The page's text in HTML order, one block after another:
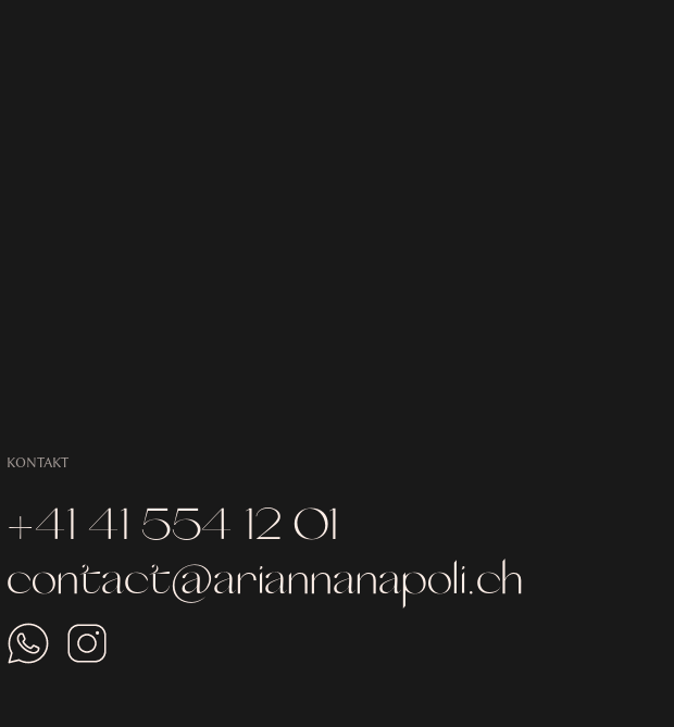
KONTAKT
+41 41 554 12 01
contact@ariannanapoli.ch